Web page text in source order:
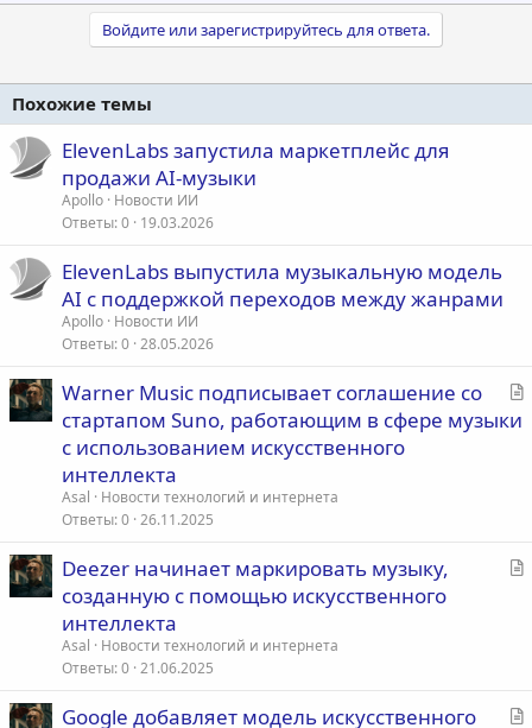
Войдите или зарегистрируйтесь для ответа.
Похожие темы
ElevenLabs запустила маркетплейс для
продажи AI-музыки
Apollo Новости ИИ
Ответы 0 19.03.2026
ElevenLabs выпустила музыкальную модель
AI с поддержкой переходов между жанрами
Apollo Новости ИИ
Ответы 0 28.05.2026
С
Warner Music подписывает соглашение со
стартапом Suno, работающим в сфере музыки
с использованием искусственного
интеллекта
Asal
Новости технологий и интернета
Ответы 0 26.11.2025
С
Deezer начинает маркировать музыку,
созданную с помощью искусственного
интеллекта
Asal
Новости технологий и интернета
Ответы 0 21.06.2025
С
Google добавляет модель искусственного